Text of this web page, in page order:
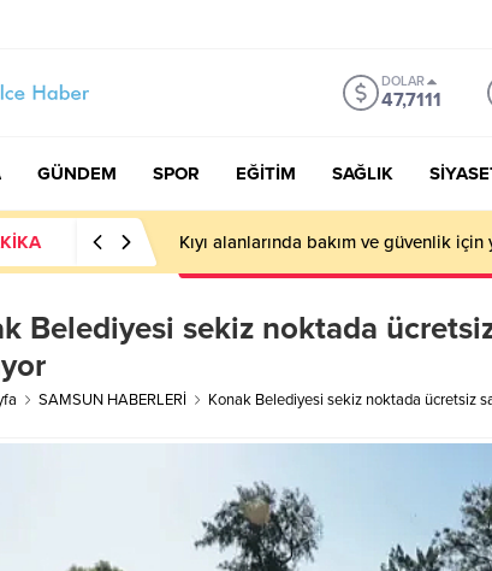
DOLAR
47,7111
GÜNDEM SPOR EĞİTİM SAĞLIK
Pazar’da Öğretmen İlhan Aslan Kültür
Belediyesi sekiz noktada
SAMSUN HABERLERİ Konak Belediyesi sekiz noktada ücretsiz